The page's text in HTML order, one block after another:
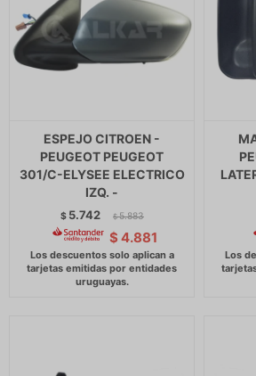
ESPEJO CITROEN -
PEUGEOT PEUGEOT
301/C-ELYSEE ELECTRICO
IZQ. -
$ 5.742 $ 5.883
$ 4.881